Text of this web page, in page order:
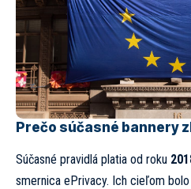
Prečo súčasné bannery
Súčasné pravidlá platia od roku
smernica ePrivacy. Ich cieľom